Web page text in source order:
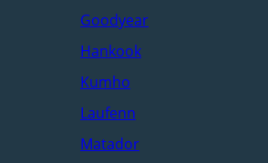
Goodyear
Hankook
Kumho
Laufenn
Matador